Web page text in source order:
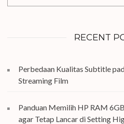
RECENT
Perbedaan Kualitas Subtitle
Streaming Film
Panduan Memilih HP RAM
agar Tetap Lancar di Setting